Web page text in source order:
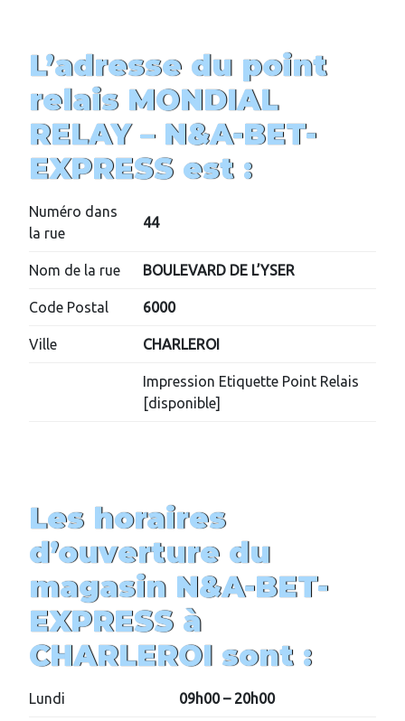
L’adresse du point
relais MONDIAL
RELAY – N&A-BET-
EXPRESS est :
Numéro dans
la rue
44
Nom de la rue BOULEVARD DE L’YSER
Code Postal 6000
Ville CHARLEROI
Impression Etiquette Point Relais
[disponible]
Les horaires
d’ouverture du
magasin N&A-BET-
EXPRESS à
CHARLEROI sont :
Lundi 09h00 – 20h00